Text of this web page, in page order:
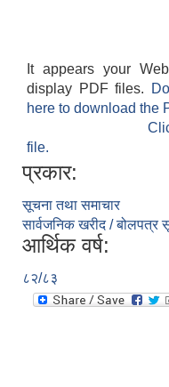
It appears your
display PDF files.
here to download the
file.
प्रकार:
सूचना तथा समाचार
सार्वजनिक खरीद / बोलपत्र
आर्थिक वर्ष:
८२/८३